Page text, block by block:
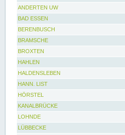
ANDERTEN UW
BAD ESSEN
BERENBUSCH
BRAMSCHE
BROXTEN
HAHLEN
HALDENSLEBEN
HANN. LIST
HÖRSTEL
KANALBRÜCKE
LOHNDE
LÜBBECKE